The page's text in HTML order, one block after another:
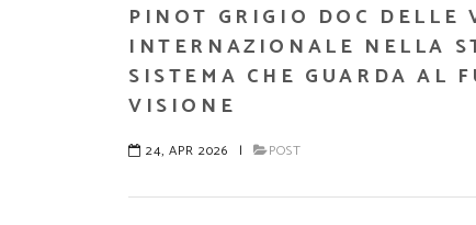
PINOT GRIGIO DOC DELLE
INTERNAZIONALE NELLA
SISTEMA CHE GUARDA AL
VISIONE
24, APR 2026 | POST